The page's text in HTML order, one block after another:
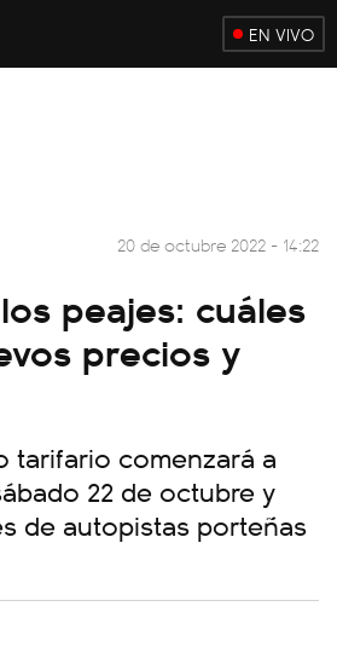
EN VIVO
20 de octubre 2022 - 14:22
peajes: cuáles
precios y
tarifario comenzará a
22 de octubre y
de autopistas porteñas